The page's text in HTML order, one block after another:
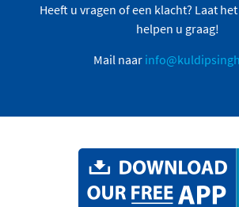
Heeft u vragen of een klacht? Laat
helpen u graag!
Mail naar